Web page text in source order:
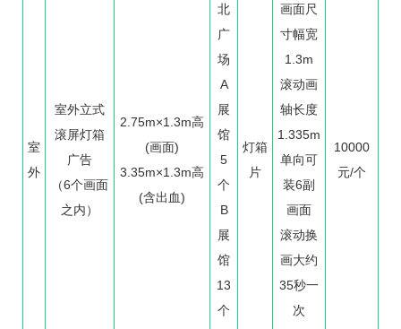
室
外
室外立式
滚屏灯箱
广告
（6个画面
之内）
2.75m×1.3m高
(画面)
3.35m×1.3m高
(含出血)
北
广
场
A
展
馆
5
个
B
展
馆
13
个
灯箱
片
画面尺
寸幅宽
1.3m
滚动画
轴长度
1.335m
单向可
装6副
画面
滚动换
画大约
35秒一
次
10000
元/个